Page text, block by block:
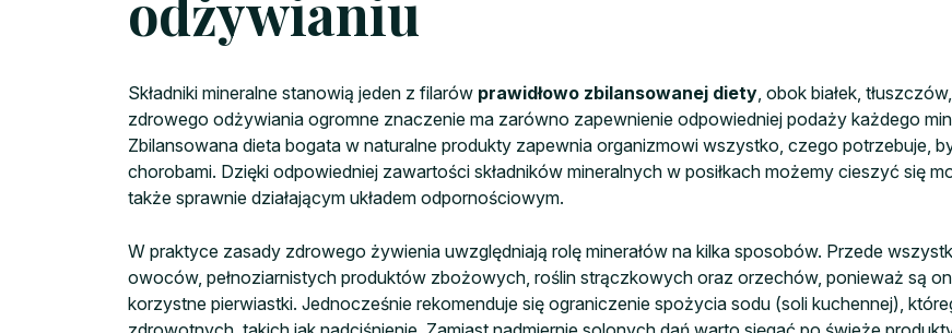
Składniki mineralne stanowią jeden z filarów prawidłowo zbilansowanej diety, obok białek,
zdrowego odżywiania ogromne znaczenie ma zarówno zapewnienie odpowiedniej podaży każdego
Zbilansowana dieta bogata w naturalne produkty zapewnia organizmowi wszystko, czego potrzebuje,
chorobami. Dzięki odpowiedniej zawartości składników mineralnych w posiłkach możemy cieszyć się
także sprawnie działającym układem odpornościowym.
W praktyce zasady zdrowego żywienia uwzględniają rolę minerałów na kilka sposobów. Przede
owoców, pełnoziarnistych produktów zbożowych, roślin strączkowych oraz orzechów, ponieważ są
korzystne pierwiastki. Jednocześnie rekomenduje się ograniczenie spożycia sodu (soli kuchennej),